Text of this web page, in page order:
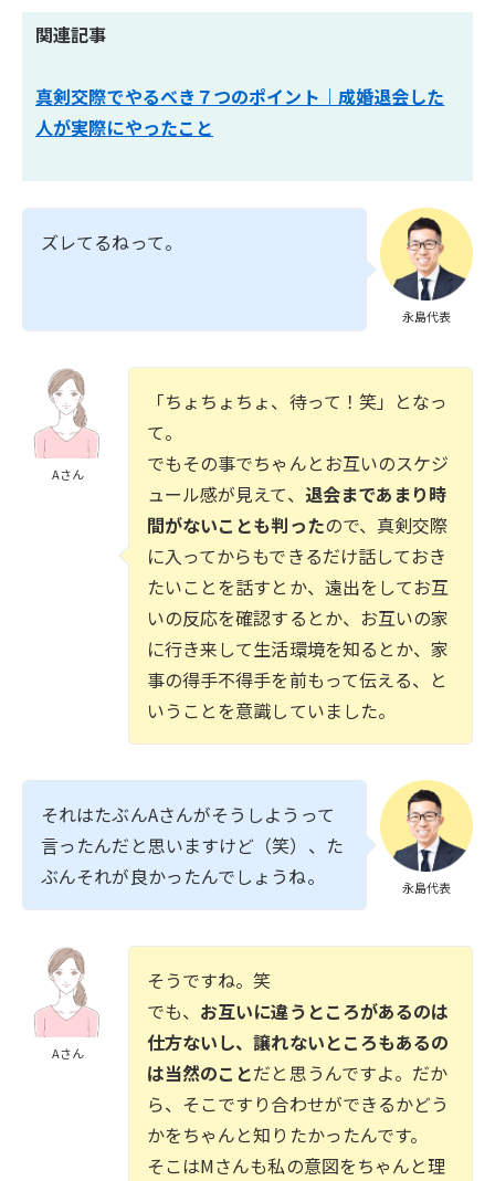
関連記事
真剣交際でやるべき７つのポイント｜成婚退会した
人が実際にやったこと
永島代表
ズレてるねって。
Aさん
「ちょちょちょ、待って！笑」となっ
て。
でもその事でちゃんとお互いのスケジ
ュール感が見えて、 退会まであまり時
間がないことも判ったので、真剣交際
に入ってからもできるだけ話しておき
たいことを話すとか、遠出をしてお互
いの反応を確認するとか、お互いの家
に行き来して生活環境を知るとか、家
事の得手不得手を前もって伝える、と
いうことを意識していました。
永島代表
それはたぶんAさんがそうしようって
言ったんだと思いますけど（笑）、た
ぶんそれが良かったんでしょうね。
Aさん
そうですね。笑
でも、 お互いに違うところがあるのは
仕方ないし、譲れないところもあるの
は当然のことだと思うんですよ。だか
ら、そこですり合わせができるかどう
かをちゃんと知りたかったんです。
そこはMさんも私の意図をちゃんと理